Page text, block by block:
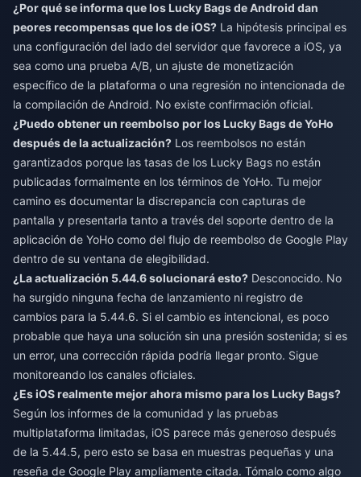
¿Por qué se informa que los Lucky Bags de Android dan
peores recompensas que los de iOS? La hipótesis principal es
una configuración del lado del servidor que favorece a iOS, ya
sea como una prueba A/B, un ajuste de monetización
específico de la plataforma o una regresión no intencionada de
la compilación de Android. No existe confirmación oficial.
¿Puedo obtener un reembolso por los Lucky Bags de YoHo
después de la actualización? Los reembolsos no están
garantizados porque las tasas de los Lucky Bags no están
publicadas formalmente en los términos de YoHo. Tu mejor
camino es documentar la discrepancia con capturas de
pantalla y presentarla tanto a través del soporte dentro de la
aplicación de YoHo como del flujo de reembolso de Google Play
dentro de su ventana de elegibilidad.
¿La actualización 5.44.6 solucionará esto? Desconocido. No
ha surgido ninguna fecha de lanzamiento ni registro de
cambios para la 5.44.6. Si el cambio es intencional, es poco
probable que haya una solución sin una presión sostenida; si es
un error, una corrección rápida podría llegar pronto. Sigue
monitoreando los canales oficiales.
¿Es iOS realmente mejor ahora mismo para los Lucky Bags?
Según los informes de la comunidad y las pruebas
multiplataforma limitadas, iOS parece más generoso después
de la 5.44.5, pero esto se basa en muestras pequeñas y una
reseña de Google Play ampliamente citada. Tómalo como algo